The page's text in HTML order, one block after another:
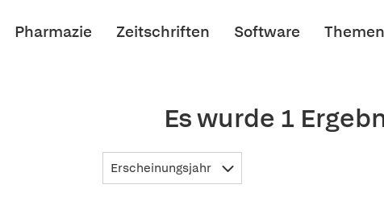
Pharmazie Zeitschriften Software
Es wurde 1
Erscheinungsjahr